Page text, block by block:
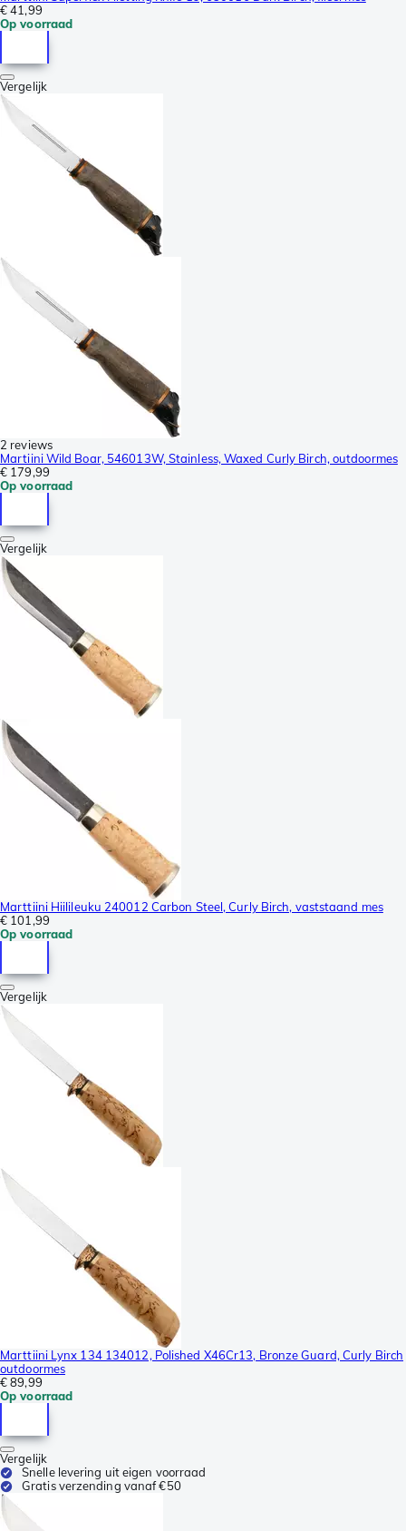
€ 41,99
Op voorraad
Vergelijk
2 reviews
Martiini Wild Boar, 546013W, Stainless, Waxed Curly Birch, outdoormes
€ 179,99
Op voorraad
Vergelijk
Marttiini Hiilileuku 240012 Carbon Steel, Curly Birch, vaststaand mes
€ 101,99
Op voorraad
Vergelijk
Marttiini Lynx 134 134012, Polished X46Cr13, Bronze Guard, Curly Birch
outdoormes
€ 89,99
Op voorraad
Vergelijk
Snelle levering uit eigen voorraad
Gratis verzending vanaf €50